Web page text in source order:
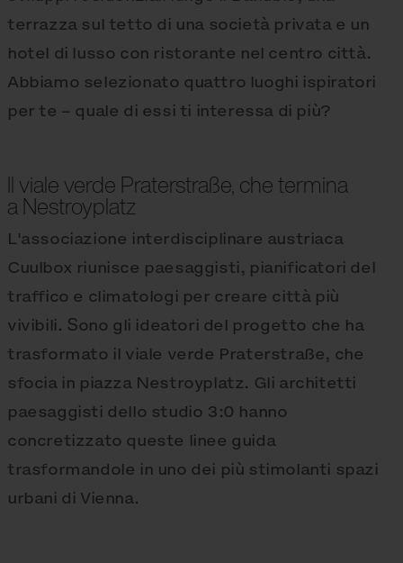
terrazza sul tetto di una società privata e un
hotel di lusso con ristorante nel centro città.
Abbiamo selezionato quattro luoghi ispiratori
per te – quale di essi ti interessa di più?
Il viale verde Praterstraße, che termina
a Nestroyplatz
L'associazione interdisciplinare austriaca
Cuulbox riunisce paesaggisti, pianificatori del
traffico e climatologi per creare città più
vivibili. Sono gli ideatori del progetto che ha
trasformato il viale verde Praterstraße, che
sfocia in piazza Nestroyplatz. Gli architetti
paesaggisti dello studio 3:0 hanno
concretizzato queste linee guida
trasformandole in uno dei più stimolanti spazi
urbani di Vienna.